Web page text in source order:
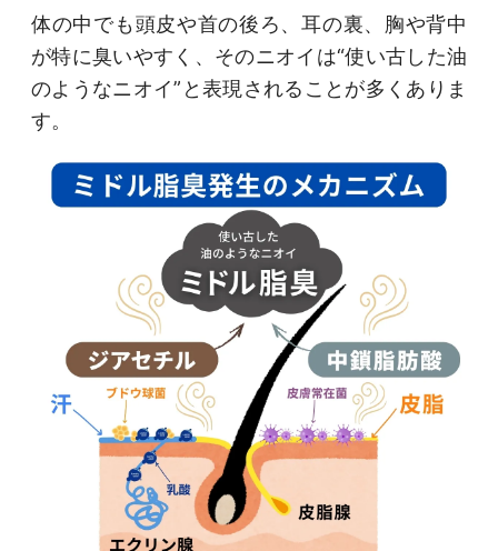
体の中でも頭皮や首の後ろ、耳の裏、胸や背中
が特に臭いやすく、そのニオイは“使い古した油
のようなニオイ”と表現されることが多くありま
す。